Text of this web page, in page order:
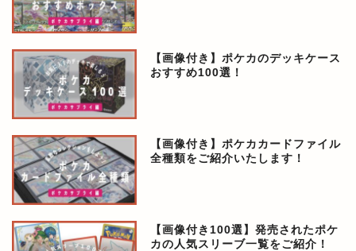
【画像付き】ポケカのデッキケース
おすすめ100選！
【画像付き】ポケカカードファイル
全種類をご紹介いたします！
【画像付き100選】発売されたポケ
カの人気スリーブ一覧をご紹介！